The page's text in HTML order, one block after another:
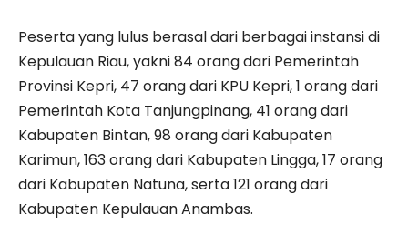
Peserta yang lulus berasal dari berbagai instansi di
Kepulauan Riau, yakni 84 orang dari Pemerintah
Provinsi Kepri, 47 orang dari KPU Kepri, 1 orang dari
Pemerintah Kota Tanjungpinang, 41 orang dari
Kabupaten Bintan, 98 orang dari Kabupaten
Karimun, 163 orang dari Kabupaten Lingga, 17 orang
dari Kabupaten Natuna, serta 121 orang dari
Kabupaten Kepulauan Anambas.